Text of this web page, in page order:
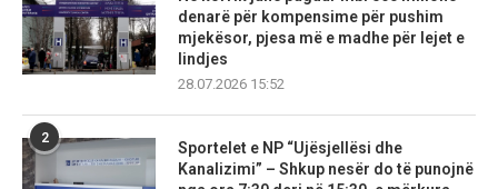
denarë për kompensime për pushim
mjekësor, pjesa më e madhe për lejet e
lindjes
28.07.2026 15:52
2
Sportelet e NP “Ujësjellësi dhe
Kanalizimi” – Shkup nesër do të punojnë